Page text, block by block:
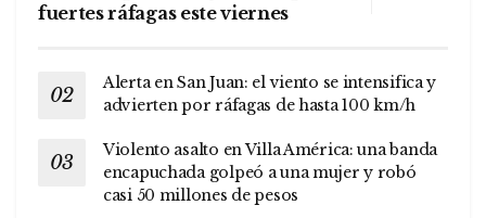
fuertes ráfagas este viernes
Alerta en San Juan: el viento se intensifica y
advierten por ráfagas de hasta 100 km/h
Violento asalto en Villa América: una banda
encapuchada golpeó a una mujer y robó
casi 50 millones de pesos